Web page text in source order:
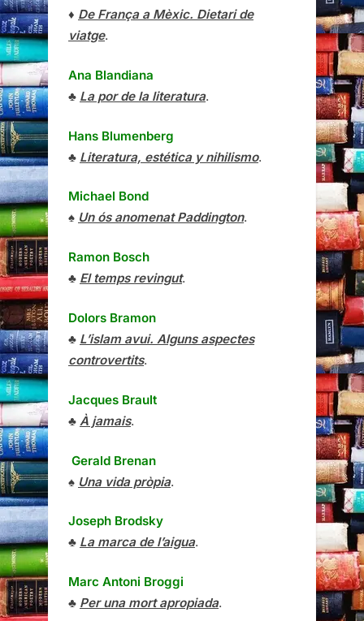
♦ De França a Mèxic. Dietari de
viatge.
Ana Blandiana
♣ La por de la literatura.
Hans Blumenberg
♣ Literatura, estética y nihilismo.
Michael Bond
♠ Un ós anomenat Paddington.
Ramon Bosch
♣ El temps revingut.
Dolors Bramon
♣ L’islam avui. Alguns aspectes
controvertits.
Jacques Brault
♣ À jamais.
Gerald Brenan
♠ Una vida pròpia.
Joseph Brodsky
♣ La marca de l’aigua.
Marc Antoni Broggi
♣ Per una mort apropiada.